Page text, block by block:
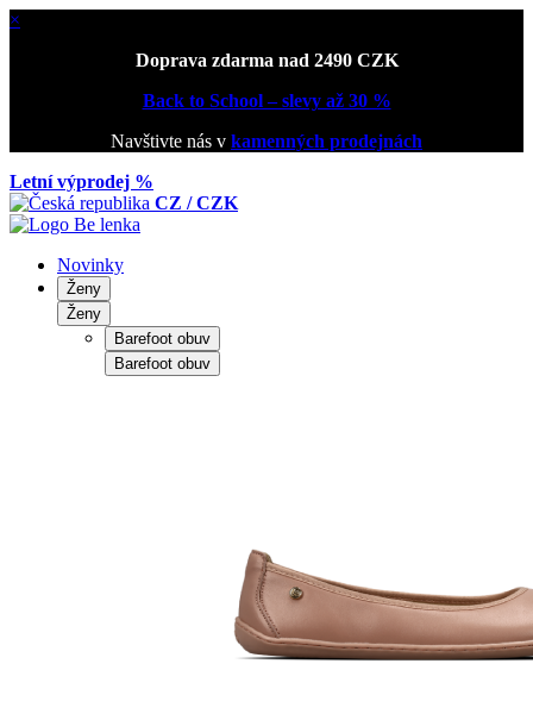
×
Doprava zdarma nad 2490 CZK
Back to School – slevy až 30 %
Navštivte nás v kamenných prodejnách
Letní výprodej %
CZ / CZK
Novinky
Ženy
Ženy
Barefoot obuv
Barefoot obuv